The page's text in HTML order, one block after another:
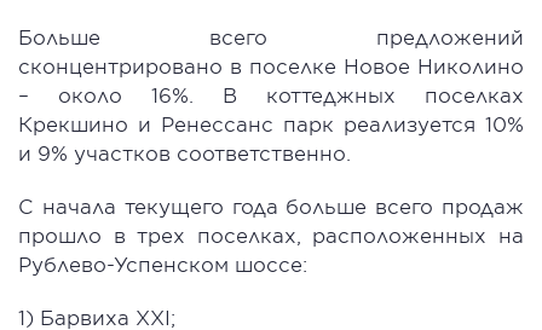
Больше всего предложений
сконцентрировано в поселке Новое Николино
– около 16%. В коттеджных поселках
Крекшино и Ренессанс парк реализуется 10%
и 9% участков соответственно.
С начала текущего года больше всего продаж
прошло в трех поселках, расположенных на
Рублево-Успенском шоссе:
1) Барвиха XXI;